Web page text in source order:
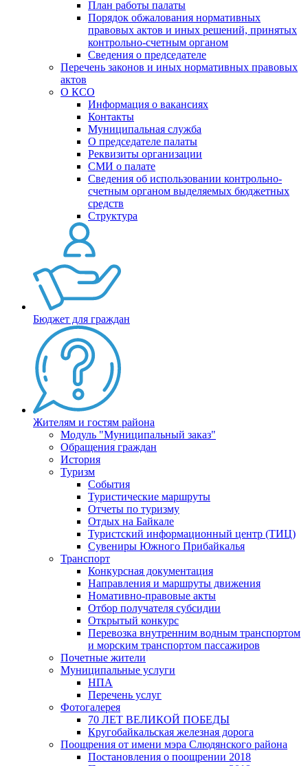
План работы палаты
Порядок обжалования нормативных
правовых актов и иных решений, принятых
контрольно-счетным органом
Сведения о председателе
Перечень законов и иных нормативных правовых
актов
О КСО
Информация о вакансиях
Контакты
Муниципальная служба
О председателе палаты
Реквизиты организации
СМИ о палате
Сведения об использовании контрольно-
счетным органом выделяемых бюджетных
средств
Структура
Бюджет для граждан
Жителям и гостям района
Модуль "Муниципальный заказ"
Обращения граждан
История
Туризм
События
Туристические маршруты
Отчеты по туризму
Отдых на Байкале
Туристский информационный центр (ТИЦ)
Сувениры Южного Прибайкалья
Транспорт
Конкурсная документация
Направления и маршруты движения
Номативно-правовые акты
Отбор получателя субсидии
Открытый конкурс
Перевозка внутренним водным транспортом
и морским транспортом пассажиров
Почетные жители
Муниципальные услуги
НПА
Перечень услуг
Фотогалерея
70 ЛЕТ ВЕЛИКОЙ ПОБЕДЫ
Кругобайкальская железная дорога
Поощрения от имени мэра Слюдянского района
Постановления о поощрении 2018